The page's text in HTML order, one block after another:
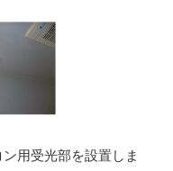
用受光部を設置しま